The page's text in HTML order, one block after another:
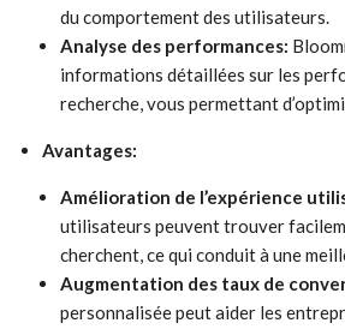
du comportement des utilisateurs.
Analyse des performances:
informations détaillées sur les
recherche, vous permettant
Avantages:
Amélioration de l’expérience
utilisateurs peuvent trouver
cherchent, ce qui conduit à une
Augmentation des taux de
personnalisée peut aider les